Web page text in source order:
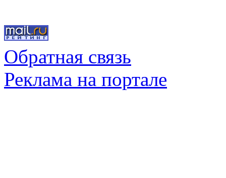
Обратная связь
Реклама на портале